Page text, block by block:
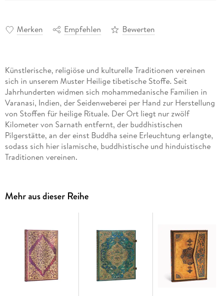
Merken Empfehlen Bewerten
Künstlerische, religiöse und kulturelle Traditionen vereinen
sich in unserem Muster Heilige tibetische Stoffe. Seit
Jahrhunderten widmen sich mohammedanische Familien in
Varanasi, Indien, der Seidenweberei per Hand zur Herstellung
von Stoffen für heilige Rituale. Der Ort liegt nur zwölf
Kilometer von Sarnath entfernt, der buddhistischen
Pilgerstätte, an der einst Buddha seine Erleuchtung erlangte,
sodass sich hier islamische, buddhistische und hinduistische
Traditionen vereinen.
Ausdruck ihres kulturellen Erbes. In diesem Muster, das für
ein buddhistisches Kloster bestimmt ist, wird der Weg zur
Formen als auch durch die gewählten leuchtenden Farben.
Wie bei vielen Textilien dieser Art ist die Symbolik auch bei
unserem Ashta-Muster tiefgründig und vielfältig. Am
bekanntesten ist jedoch die runde Form des achtspeichigen
Rades. Das Dharma-Rad steht für das Wissen und ist eines
Mehr aus dieser Reihe